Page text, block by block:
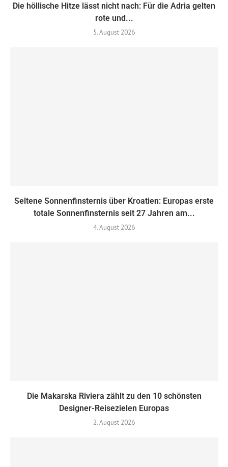
Die höllische Hitze lässt nicht nach: Für die Adria gelten
rote und...
5. August 2026
Seltene Sonnenfinsternis über Kroatien: Europas erste
totale Sonnenfinsternis seit 27 Jahren am...
4. August 2026
Die Makarska Riviera zählt zu den 10 schönsten
Designer-Reisezielen Europas
2. August 2026